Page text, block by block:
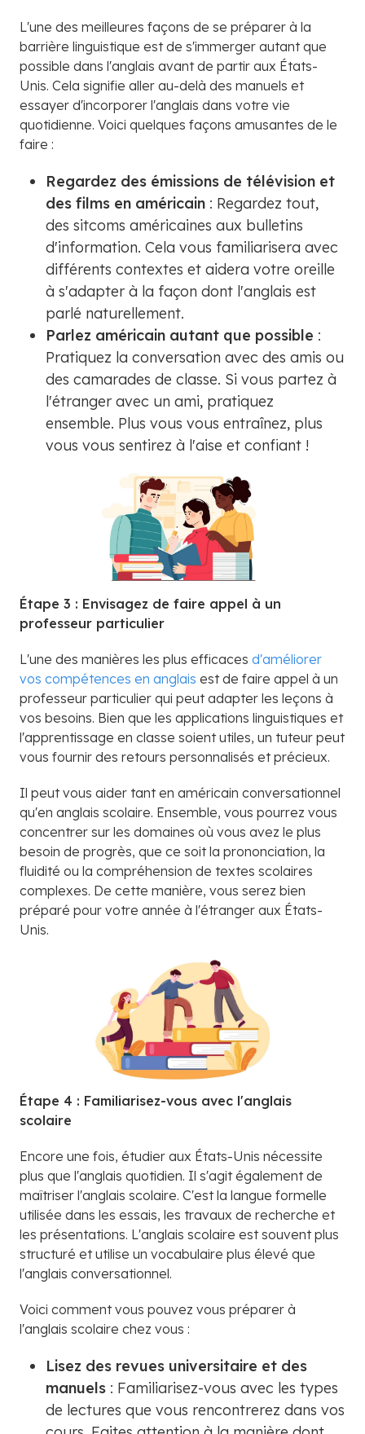
L'une des meilleures façons de se préparer à la
barrière linguistique est de s'immerger autant que
possible dans l'anglais avant de partir aux États-
Unis. Cela signifie aller au-delà des manuels et
essayer d'incorporer l'anglais dans votre vie
quotidienne. Voici quelques façons amusantes de le
faire :
Regardez des émissions de télévision et
des films en américain : Regardez tout,
des sitcoms américaines aux bulletins
d'information. Cela vous familiarisera avec
différents contextes et aidera votre oreille
à s'adapter à la façon dont l'anglais est
parlé naturellement.
Parlez américain autant que possible :
Pratiquez la conversation avec des amis ou
des camarades de classe. Si vous partez à
l'étranger avec un ami, pratiquez
ensemble. Plus vous vous entraînez, plus
vous vous sentirez à l'aise et confiant !
Étape 3 : Envisagez de faire appel à un
professeur particulier
L'une des manières les plus efficaces d'améliorer
vos compétences en anglais est de faire appel à un
professeur particulier qui peut adapter les leçons à
vos besoins. Bien que les applications linguistiques et
l'apprentissage en classe soient utiles, un tuteur peut
vous fournir des retours personnalisés et précieux.
Il peut vous aider tant en américain conversationnel
qu'en anglais scolaire. Ensemble, vous pourrez vous
concentrer sur les domaines où vous avez le plus
besoin de progrès, que ce soit la prononciation, la
fluidité ou la compréhension de textes scolaires
complexes. De cette manière, vous serez bien
préparé pour votre année à l'étranger aux États-
Unis.
Étape 4 : Familiarisez-vous avec l'anglais
scolaire
Encore une fois, étudier aux États-Unis nécessite
plus que l'anglais quotidien. Il s'agit également de
maîtriser l'anglais scolaire. C'est la langue formelle
utilisée dans les essais, les travaux de recherche et
les présentations. L'anglais scolaire est souvent plus
structuré et utilise un vocabulaire plus élevé que
l'anglais conversationnel.
Voici comment vous pouvez vous préparer à
l'anglais scolaire chez vous :
Lisez des revues universitaire et des
manuels : Familiarisez-vous avec les types
de lectures que vous rencontrerez dans vos